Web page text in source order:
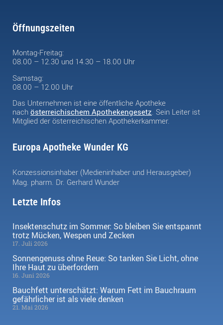
Öffnungszeiten
Montag-Freitag:
08.00 – 12.30 und 14.30 – 18.00 Uhr
Samstag:
08.00 – 12.00 Uhr
Das Unternehmen ist eine öffentliche Apotheke
nach österreichischem Apothekengesetz. Sein Leiter ist
Mitglied der österreichischen Apothekerkammer.
Europa Apotheke Wunder KG
Konzessionsinhaber (Medieninhaber und Herausgeber)
Mag. pharm. Dr. Gerhard Wunder
Letzte Infos
Insektenschutz im Sommer: So bleiben Sie entspannt
trotz Mücken, Wespen und Zecken
17. Juli 2026
Sonnengenuss ohne Reue: So tanken Sie Licht, ohne
Ihre Haut zu überfordern
16. Juni 2026
Bauchfett unterschätzt: Warum Fett im Bauchraum
gefährlicher ist als viele denken
21. Mai 2026